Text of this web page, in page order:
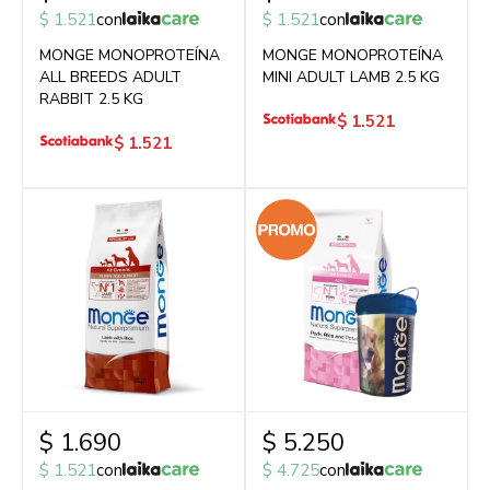
$ 1.521con
MONGE MONOPROTEÍNA
ALL BREEDS ADULT
RABBIT 2.5 KG
$ 1.521
$ 1.521con
MONGE MONOPROTEÍNA
MINI ADULT LAMB 2.5 KG
$ 1.521
$ 1.690
$ 1.521con
$ 5.250
$ 4.725con